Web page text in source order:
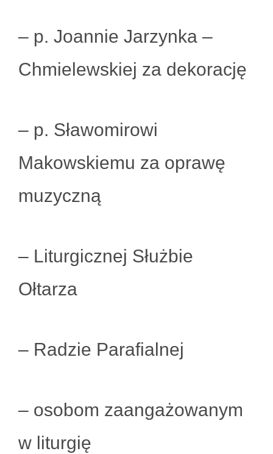
– p. Joannie Jarzynka –
Chmielewskiej za dekorację
– p. Sławomirowi
Makowskiemu za oprawę
muzyczną
– Liturgicznej Służbie
Ołtarza
– Radzie Parafialnej
– osobom zaangażowanym
w liturgię